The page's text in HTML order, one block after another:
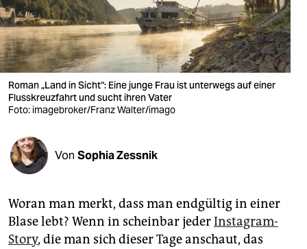
nord
wahrheit
verlag
verlag
shop
fragen & hilfe
unterstützen
abo
Roman „Land in Sicht“: Eine junge Frau ist unterwegs auf einer
Flusskreuzfahrt und sucht ihren Vater
Foto: imagebroker/Franz Walter/imago
Von Sophia Zessnik
Woran man merkt, dass man endgültig in einer
Blase lebt? Wenn in scheinbar jederInstagram-
Story, die man sich dieser Tage anschaut, das